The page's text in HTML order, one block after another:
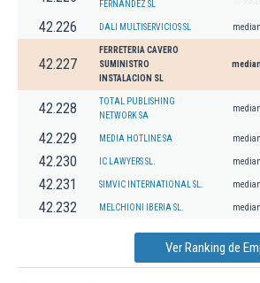
FERNANDEZ SL
42.226 DALI MULTISERVICIOS SL
42.227
FERRETERIA CAVERO
SUMINISTRO
INSTALACION SL
42.228
TOTAL PUBLISHING
NETWORK SA
42.229 MEDIA HOTLINE SA
42.230 IC LAWYERS SL.
42.231 SIMVIC INTERNATIONAL SL.
42.232 MELCHIONI IBERIA SL.
Ver Ranking de